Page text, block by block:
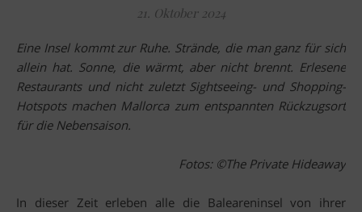
21. Oktober 2024
Eine Insel kommt zur Ruhe. Strände, die man ganz für sich
allein hat. Sonne, die wärmt, aber nicht brennt. Erlesene
Restaurants und nicht zuletzt Sightseeing- und Shopping-
Hotspots machen Mallorca zum entspannten Rückzugsort
für die Nebensaison.
Fotos: ©The Private Hideaway
In dieser Zeit erleben alle die Baleareninsel von ihrer